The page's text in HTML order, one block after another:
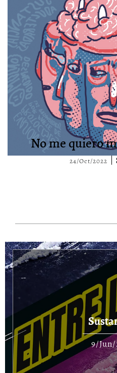
No me quiero
24/Oct/2022
9/